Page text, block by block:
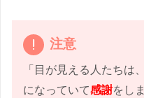
注意
「目が見える人たちは
になっていて感謝をし